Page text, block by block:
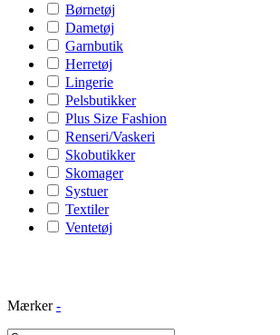
Børnetøj
Dametøj
Garnbutik
Herretøj
Lingerie
Pelsbutikker
Plus Size Fashion
Renseri/Vaskeri
Skobutikker
Skomager
Systuer
Textiler
Ventetøj
Mærker -